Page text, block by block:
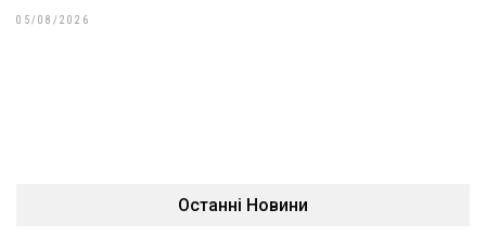
05/08/2026
Останні Новини